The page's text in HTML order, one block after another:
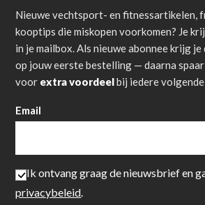
Nieuwe vechtsport- en fitnessartikelen,
kooptips die miskopen voorkomen? Je
in je mailbox. Als nieuwe abonnee krijg
op jouw eerste bestelling — daarna
voor extra voordeelbij iedere volgende
Email
Ik ontvang graag de nieuwsbrief en
privacybeleid